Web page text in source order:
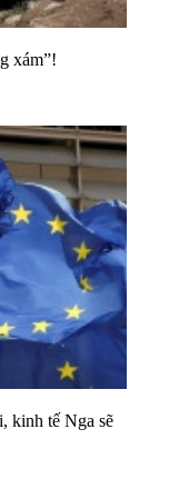
xám”!
kinh tế Nga sẽ